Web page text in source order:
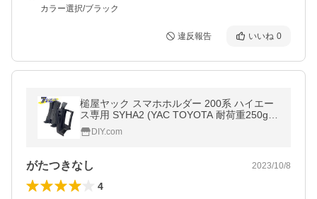
カラー選択/ブラック
違反報告 いいね 0
槌屋ヤック スマホホルダー 200系 ハイエー
ス専用 SYHA2 (YAC TOYOTA 耐荷重250g以
下) 爆買
DIY.com
がたつきなし 2023/10/8
4